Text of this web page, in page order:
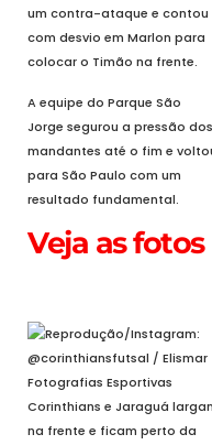
um contra-ataque e contou
com desvio em Marlon para
colocar o Timão na frente.
A equipe do Parque São
Jorge segurou a pressão dos
mandantes até o fim e
para São Paulo com um
resultado fundamental.
Veja as fotos
Corinthians e Jaraguá
na frente e ficam perto da